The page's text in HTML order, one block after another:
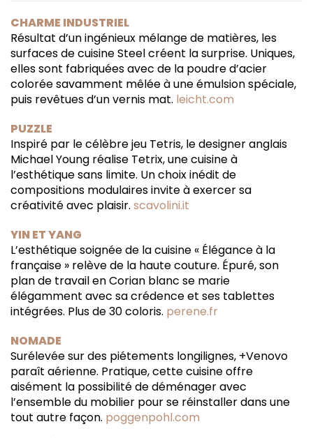
CHARME INDUSTRIEL
Résultat d’un ingénieux mélange de matières, les
surfaces de cuisine Steel créent la surprise. Uniques,
elles sont fabriquées avec de la poudre d’acier
colorée savamment mêlée à une émulsion spéciale,
puis revêtues d’un vernis mat. leicht.com
PUZZLE
Inspiré par le célèbre jeu Tetris, le designer anglais
Michael Young réalise Tetrix, une cuisine à
l’esthétique sans limite. Un choix inédit de
compositions modulaires invite à exercer sa
créativité avec plaisir. scavolini.it
YIN ET YANG
L’esthétique soignée de la cuisine « Élégance à la
française » relève de la haute couture. Épuré, son
plan de travail en Corian blanc se marie
élégamment avec sa crédence et ses tablettes
intégrées. Plus de 30 coloris. perene.fr
NOMADE
Surélevée sur des piétements longilignes, +Venovo
paraît aérienne. Pratique, cette cuisine offre
aisément la possibilité de déménager avec
l’ensemble du mobilier pour se réinstaller dans une
tout autre façon. poggenpohl.com